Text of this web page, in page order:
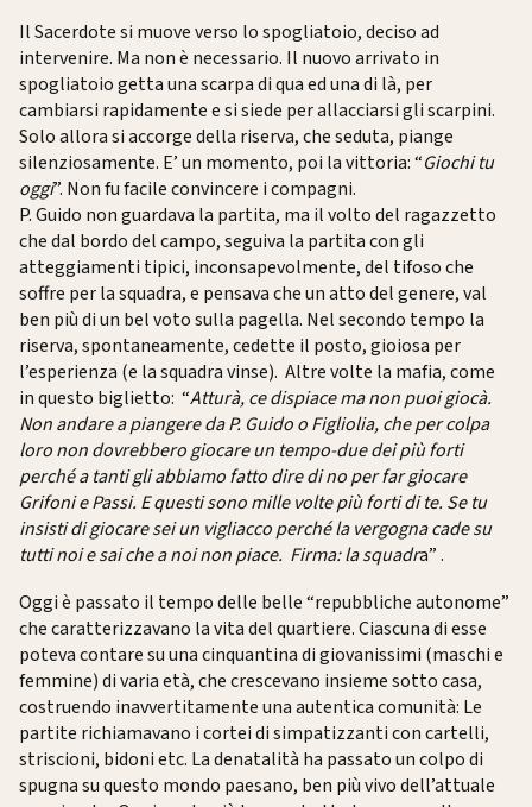
Il Sacerdote si muove verso lo spogliatoio, deciso ad
intervenire. Ma non è necessario. Il nuovo arrivato in
spogliatoio getta una scarpa di qua ed una di là, per
cambiarsi rapidamente e si siede per allacciarsi gli scarpini.
Solo allora si accorge della riserva, che seduta, piange
silenziosamente. E’ un momento, poi la vittoria: “Giochi tu
oggi”. Non fu facile convincere i compagni.
P. Guido non guardava la partita, ma il volto del ragazzetto
che dal bordo del campo, seguiva la partita con gli
atteggiamenti tipici, inconsapevolmente, del tifoso che
soffre per la squadra, e pensava che un atto del genere, val
ben più di un bel voto sulla pagella. Nel secondo tempo la
riserva, spontaneamente, cedette il posto, gioiosa per
l’esperienza (e la squadra vinse). Altre volte la mafia, come
in questo biglietto: “Atturà, ce dispiace ma non puoi giocà.
Non andare a piangere da P. Guido o Figliolia, che per colpa
loro non dovrebbero giocare un tempo-due dei più forti
perché a tanti gli abbiamo fatto dire di no per far giocare
Grifoni e Passi. E questi sono mille volte più forti di te. Se tu
insisti di giocare sei un vigliacco perché la vergogna cade su
tutti noi e sai che a noi non piace. Firma: la squadra” .
Oggi è passato il tempo delle belle “repubbliche autonome”
che caratterizzavano la vita del quartiere. Ciascuna di esse
poteva contare su una cinquantina di giovanissimi (maschi e
femmine) di varia età, che crescevano insieme sotto casa,
costruendo inavvertitamente una autentica comunità: Le
partite richiamavano i cortei di simpatizzanti con cartelli,
striscioni, bidoni etc. La denatalità ha passato un colpo di
spugna su questo mondo paesano, ben più vivo dell’attuale